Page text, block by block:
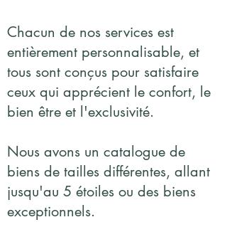
Chacun de nos services est
entièrement personnalisable, et
tous sont conçus pour satisfaire
ceux qui apprécient le confort, le
bien être et l'exclusivité.
Nous avons un catalogue de
biens de tailles différentes, allant
jusqu'au 5 étoiles ou des biens
exceptionnels.